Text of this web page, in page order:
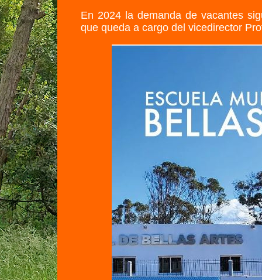
En 2024 la demanda de vacantes
que queda a cargo del vicedirector